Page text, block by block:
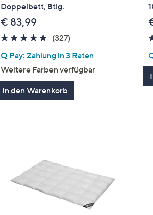
Doppelbett, 8tlg.
€ 83,99
4.7
5
(327)
Q Pay: Zahlung in 3 Raten
Weitere Farben verfügbar
In den Warenkorb